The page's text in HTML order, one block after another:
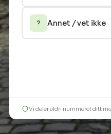
Annet / vet ikke
Vi deler aldri nummeret ditt